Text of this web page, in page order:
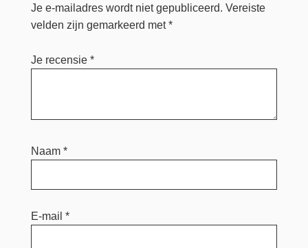
Je e-mailadres wordt niet gepubliceerd. Vereiste
velden zijn gemarkeerd met*
Je recensie *
Naam *
E-mail *